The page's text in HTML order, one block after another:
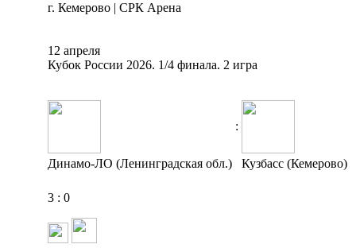
г. Кемерово | СРК Арена
12 апреля
Кубок России 2026. 1/4 финала. 2 игра
:
Динамо-ЛО (Ленинградская обл.) Кузбасс (Кемерово)
3 : 0